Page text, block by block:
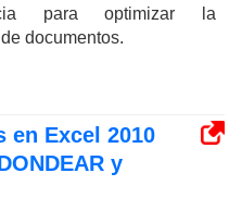
para optimizar la
documentos.
en Excel 2010
y